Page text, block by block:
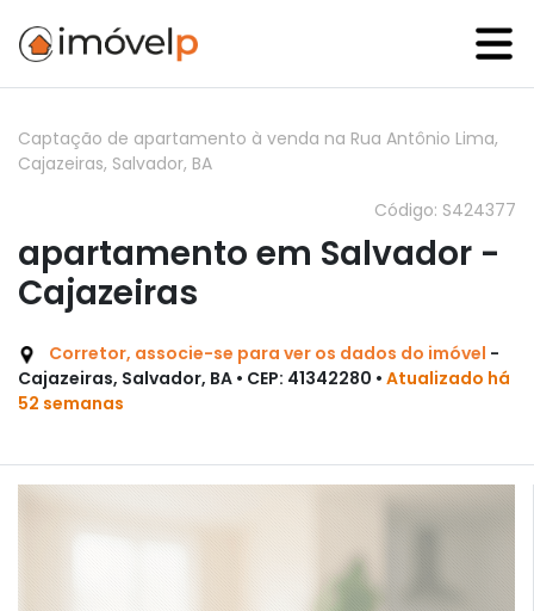
Captação de apartamento à venda na Rua Antônio Lima,
Cajazeiras, Salvador, BA
Código: S424377
apartamento em Salvador -
Cajazeiras
Corretor, associe-se para ver os dados do imóvel -
Cajazeiras, Salvador, BA • CEP: 41342280 • Atualizado há
52 semanas